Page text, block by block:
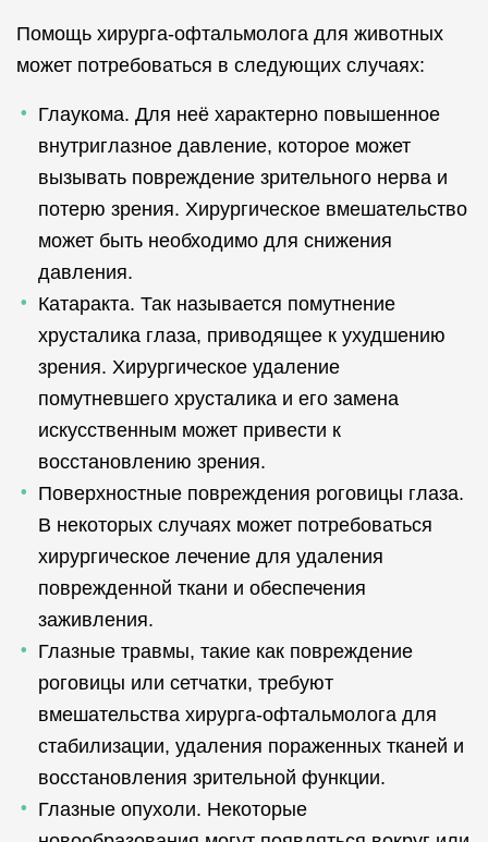
Помощь хирурга-офтальмолога для животных
может потребоваться в следующих случаях:
Глаукома. Для неё характерно повышенное
внутриглазное давление, которое может
вызывать повреждение зрительного нерва и
потерю зрения. Хирургическое вмешательство
может быть необходимо для снижения
давления.
Катаракта. Так называется помутнение
хрусталика глаза, приводящее к ухудшению
зрения. Хирургическое удаление
помутневшего хрусталика и его замена
искусственным может привести к
восстановлению зрения.
Поверхностные повреждения роговицы глаза.
В некоторых случаях может потребоваться
хирургическое лечение для удаления
поврежденной ткани и обеспечения
заживления.
Глазные травмы, такие как повреждение
роговицы или сетчатки, требуют
вмешательства хирурга-офтальмолога для
стабилизации, удаления пораженных тканей и
восстановления зрительной функции.
Глазные опухоли. Некоторые